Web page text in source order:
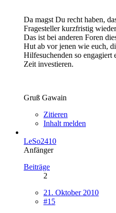
Da magst Du recht haben,
Fragesteller kurzfristig
Das ist bei anderen Foren
Hut ab vor jenen wie euch,
Hilfesuchenden so engagiert
Zeit investieren.
Gruß Gawain
Zitieren
Inhalt melden
LeSo2410
Anfänger
Beiträge
2
21. Oktober 2010
#15